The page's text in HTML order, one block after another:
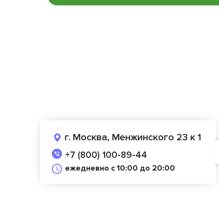
г. Москва, Менжинского 23 к 1
+7 (800) 100-89-44
ежедневно с 10:00 до 20:00